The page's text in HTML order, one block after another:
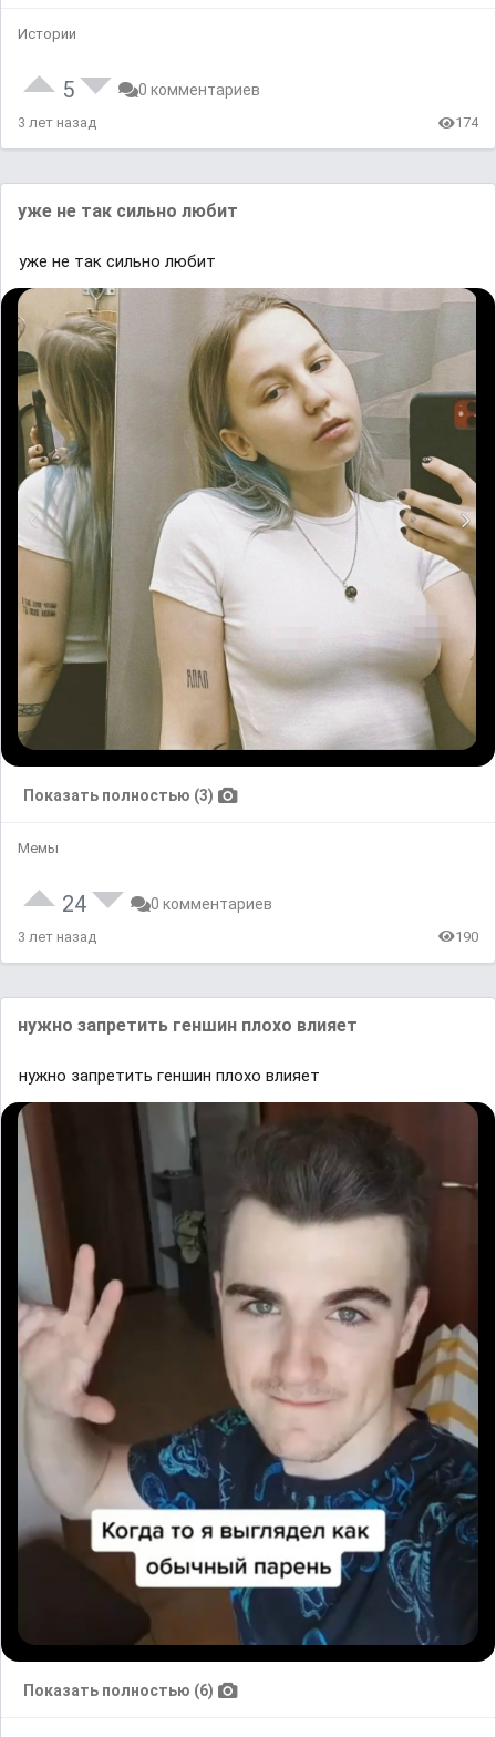
Истории
5 0 комментариев
3 лет назад 174
уже не так сильно любит
уже не так сильно любит
Показать полностью (3)
Мемы
24 0 комментариев
3 лет назад 190
нужно запретить геншин плохо влияет
нужно запретить геншин плохо влияет
Показать полностью (6)